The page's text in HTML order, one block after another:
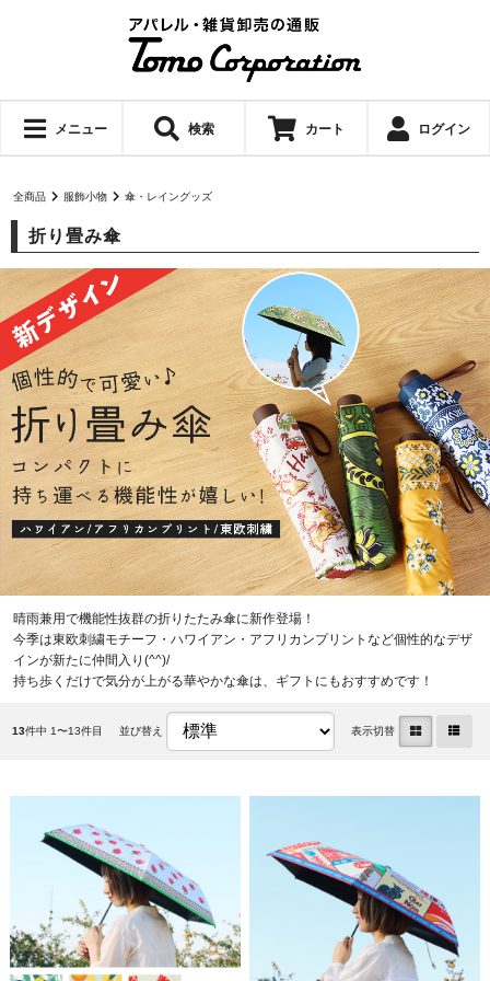
メニュー 検索 カート ログイン
全商品 服飾小物 傘・レイングッズ
折り畳み傘
晴雨兼用で機能性抜群の折りたたみ傘に新作登場！
今季は東欧刺繍モチーフ・ハワイアン・アフリカンプリントなど個性的なデザ
インが新たに仲間入り(^^)/
持ち歩くだけで気分が上がる華やかな傘は、ギフトにもおすすめです！
13件中 1〜13件目 並び替え 表示切替